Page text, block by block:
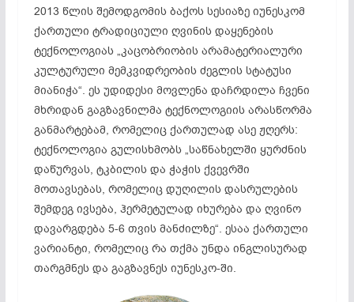
2013 წლის შემოდგომის ბაქოს სესიაზე იუნესკომ
ქართული ტრადიციული ღვინის დაყენების
ტექნოლოგიას „კაცობრიობის არამატერიალური
კულტურული მემკვიდრეობის ძეგლის სტატუსი
მიანიჭა“. ეს უდიდესი მოვლენა დაჩრდილა ჩვენი
მხრიდან გაგზავნილმა ტექნოლოგიის არასწორმა
განმარტებამ, რომელიც ქართულად ასე ჟღერს:
ტექნოლოგია გულისხმობს „საწნახელში ყურძნის
დაწურვას, ტკბილის და ჭაჭის ქვევრში
მოთავსებას, რომელიც დუღილის დასრულების
შემდეგ ივსება, ჰერმეტულად იხურება და ღვინო
დავარგდება 5-6 თვის მანძილზე“. ესაა ქართული
ვარიანტი, რომელიც რა თქმა უნდა ინგლისურად
თარგმნეს და გაგზავნეს იუნესკო-ში.